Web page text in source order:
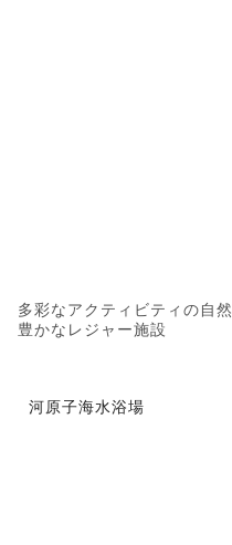
多彩なアクティビティの自然
豊かなレジャー施設
河原子海水浴場